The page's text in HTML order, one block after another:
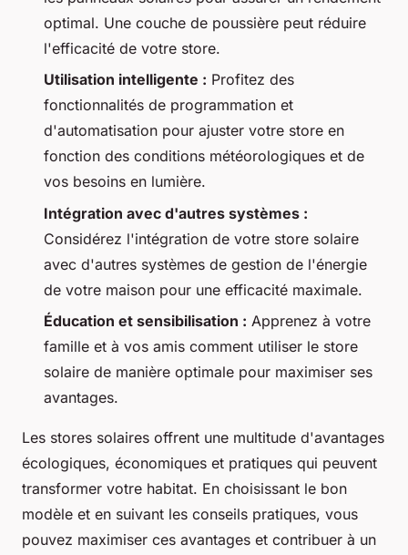
optimal. Une couche de poussière peut réduire
l'efficacité de votre store.
Utilisation intelligente : Profitez des
fonctionnalités de programmation et
d'automatisation pour ajuster votre store en
fonction des conditions météorologiques et de
vos besoins en lumière.
Intégration avec d'autres systèmes :
Considérez l'intégration de votre store solaire
avec d'autres systèmes de gestion de l'énergie
de votre maison pour une efficacité maximale.
Éducation et sensibilisation : Apprenez à votre
famille et à vos amis comment utiliser le store
solaire de manière optimale pour maximiser ses
avantages.
Les stores solaires offrent une multitude d'avantages
écologiques, économiques et pratiques qui peuvent
transformer votre habitat. En choisissant le bon
modèle et en suivant les conseils pratiques, vous
pouvez maximiser ces avantages et contribuer à un